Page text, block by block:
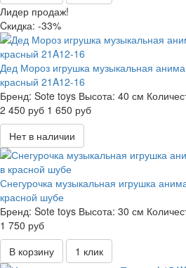
Лидер продаж!
Cкидка: -33%
Дед Мороз игрушка музыкальная
красный 21A12-16
Бренд: Sote toys Высота: 40 см
2 450 руб 1 650 руб
Нет в наличии
Снегурочка музыкальная игрушка
красной шубе
Бренд: Sote toys Высота: 30 см
1 750 руб
В корзину
1 клик